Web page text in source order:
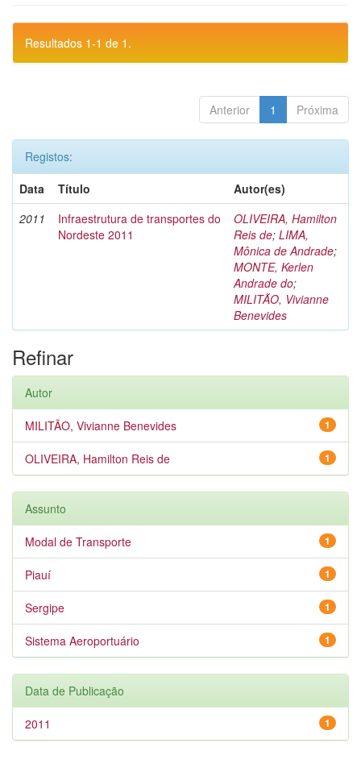
Resultados 1-1 de 1.
Anterior 1 Próxima
Registos:
Data
Título
Autor(es)
2011
Infraestrutura de transportes do
Nordeste 2011
OLIVEIRA, Hamilton
Reis de; LIMA,
Mônica de Andrade;
MONTE, Kerlen
Andrade do;
MILITÃO, Vivianne
Benevides
Refinar
Autor
1
MILITÃO, Vivianne Benevides
1
OLIVEIRA, Hamilton Reis de
Assunto
1
Modal de Transporte
1
Piauí
1
Sergipe
1
Sistema Aeroportuário
Data de Publicação
1
2011